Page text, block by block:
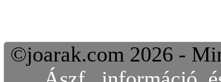
©joarak.com 2026 -